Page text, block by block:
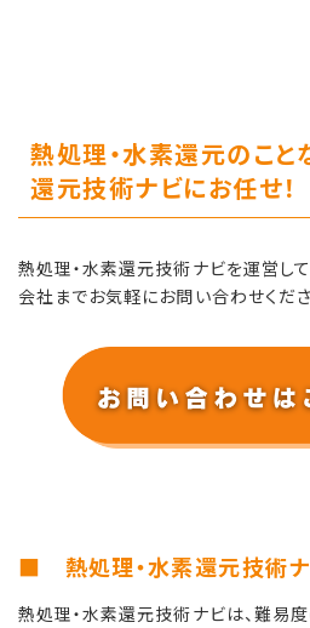
熱処理・水素還元のこと
還元技術ナビにお任せ！
熱処理・水素還元技術ナビを運営し
会社までお気軽にお問い合わせくださ
■ 熱処理・水素還元技術
熱処理・水素還元技術ナビは、難易